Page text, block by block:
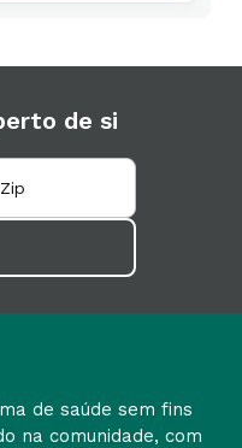
de si
de saúde sem fins
na comunidade, com